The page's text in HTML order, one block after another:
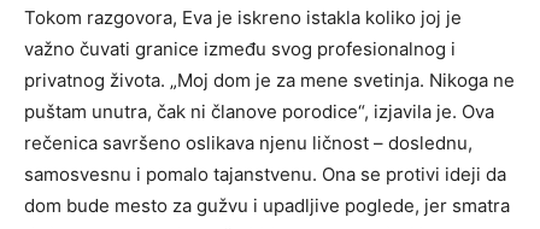
Tokom razgovora, Eva je iskreno istakla koliko joj je
važno čuvati granice između svog profesionalnog i
privatnog života. „Moj dom je za mene svetinja. Nikoga ne
puštam unutra, čak ni članove porodice“, izjavila je. Ova
rečenica savršeno oslikava njenu ličnost – doslednu,
samosvesnu i pomalo tajanstvenu. Ona se protivi ideji da
dom bude mesto za gužvu i upadljive poglede, jer smatra